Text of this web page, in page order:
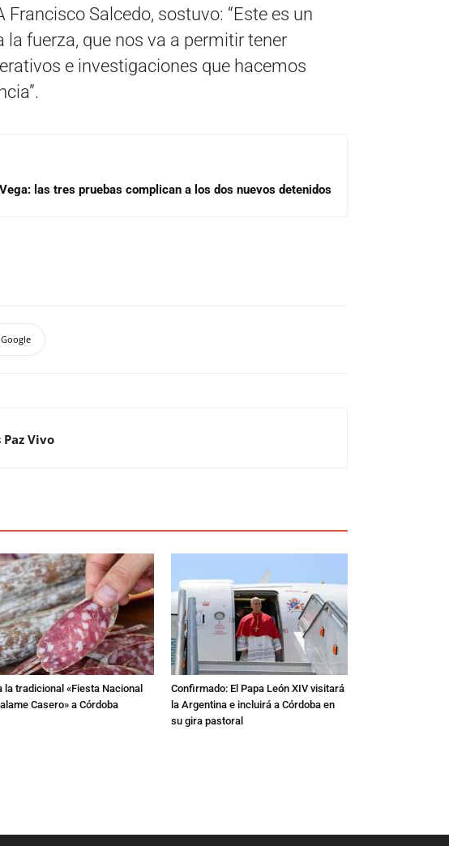
Francisco Salcedo, sostuvo: “Este es un
fuerza, que nos va a permitir tener
e investigaciones que hacemos
las tres pruebas complican a los dos nuevos detenidos
Vivo
la tradicional «Fiesta Nacional
Casero» a Córdoba
Confirmado: El Papa León XIV visitará
la Argentina e incluirá a Córdoba en
su gira pastoral